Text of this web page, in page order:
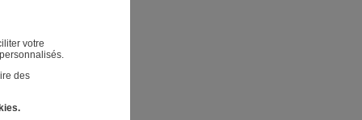
votre
des